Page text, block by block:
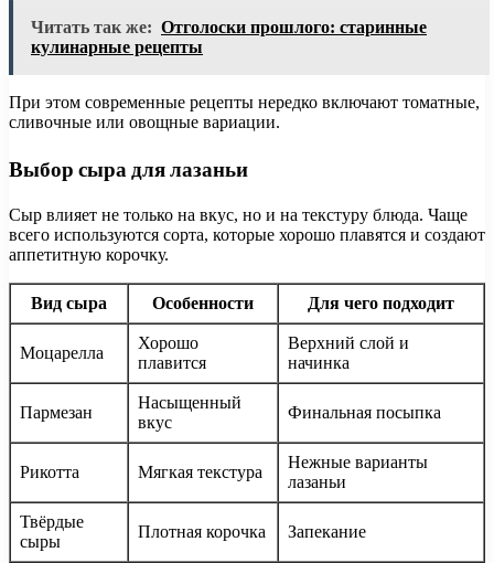
Читать так же: Отголоски прошлого: старинные
кулинарные рецепты
При этом современные рецепты нередко включают томатные,
сливочные или овощные вариации.
Выбор сыра для лазаньи
Сыр влияет не только на вкус, но и на текстуру блюда. Чаще
всего используются сорта, которые хорошо плавятся и создают
аппетитную корочку.
Вид сыра Особенности Для чего подходит
Моцарелла
Хорошо
плавится
Верхний слой и
начинка
Пармезан
Насыщенный
вкус
Финальная посыпка
Рикотта Мягкая текстура
Нежные варианты
лазаньи
Твёрдые
сыры
Плотная корочка Запекание